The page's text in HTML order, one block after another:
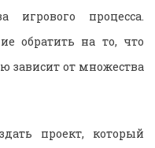
игрового процесса.
обратить на то, что
зависит от множества
проект, который